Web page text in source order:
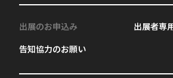
出展のお申込み
告知協力のお願い
出展者専